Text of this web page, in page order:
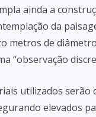
ainda a
da
metros de
“observação
utilizados
elevados